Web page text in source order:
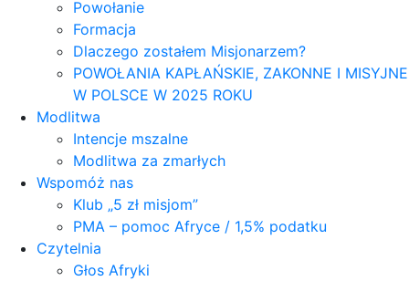
Powołanie
Formacja
Dlaczego zostałem Misjonarzem?
POWOŁANIA KAPŁAŃSKIE, ZAKONNE I MISYJNE
W POLSCE W 2025 ROKU
Modlitwa
Intencje mszalne
Modlitwa za zmarłych
Wspomóż nas
Klub „5 zł misjom”
PMA – pomoc Afryce / 1,5% podatku
Czytelnia
Głos Afryki